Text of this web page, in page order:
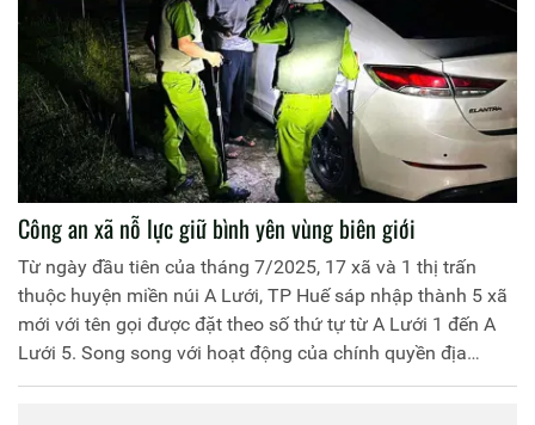
Công an xã nỗ lực giữ bình yên vùng biên giới
Từ ngày đầu tiên của tháng 7/2025, 17 xã và 1 thị trấn
thuộc huyện miền núi A Lưới, TP Huế sáp nhập thành 5 xã
mới với tên gọi được đặt theo số thứ tự từ A Lưới 1 đến A
Lưới 5. Song song với hoạt động của chính quyền địa
phương 2 cấp, những ngày qua, Công an các xã A Lưới đã